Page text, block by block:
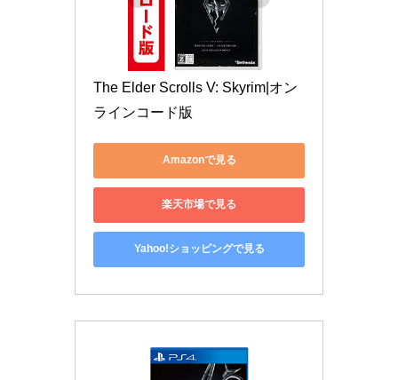
The Elder Scrolls V: Skyrim|オン
ラインコード版
Amazonで見る
楽天市場で見る
Yahoo!ショッピングで見る